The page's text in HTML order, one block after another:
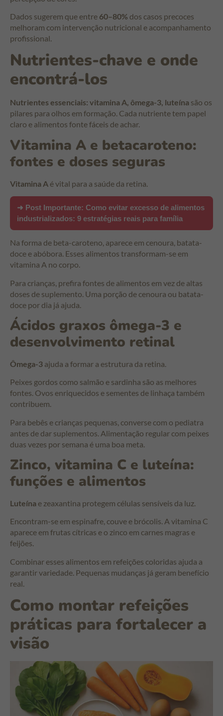
Dados sugerem que entre 60–80% dos casos precoces
melhoram com intervenção nutricional e acompanhamento
profissional.
Nutrientes-chave e onde
encontrá-los
Nutrientes essenciais: vitamina A, ômega-3, luteína são os
pilares para olhos em formação. Cada nutriente tem papel
claro e alimentos fonte fáceis de achar.
Vitamina A e betacaroteno:
fontes e doses seguras
Vitamina A é vital para a saúde da retina.
➜ Post Importante: Como evitar excesso de alimentos
industrializados: 9 estratégias reais para família
Na forma de beta-caroteno, aparece em cenoura, batata-
doce e abóbora. Esses alimentos transformam-se em
vitamina A no corpo.
Para crianças, prefira fontes de alimentos em vez de altas
doses de suplemento. Uma porção de cenoura ou batata-
doce por dia já ajuda.
Ácidos graxos ômega-3 e
desenvolvimento retinal
Ômega-3 ajuda a formar a estrutura da retina.
Peixes gordos como salmão e sardinha são as melhores
fontes. Ovos enriquecidos e sementes de linhaça também
contribuem.
Para bebês e crianças pequenas, converse com o pediatra
antes de dar suplementos. Alimentação regular com peixes
duas vezes por semana é uma boa meta.
Zinco, vitamina C e luteína:
funções e alimentos
Luteína e zeaxantina protegem células sensíveis da luz.
Encontram-se em espinafre, couve e brócolis. A vitamina C
aparece em frutas cítricas e o zinco em carnes magras e
feijões.
Combinar esses alimentos em refeições coloridas ajuda a
garantir variedade. Pequenas mudanças já geram benefício
real.
Como montar refeições
práticas para fortalecer a
visão